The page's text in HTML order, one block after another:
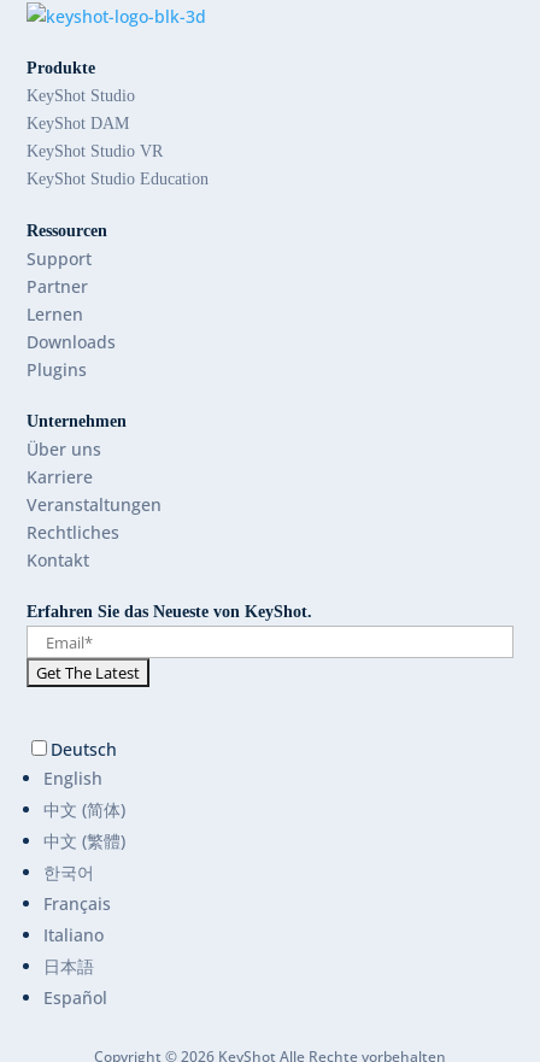
Produkte
KeyShot Studio
KeyShot DAM
KeyShot Studio VR
KeyShot Studio Education
Ressourcen
Support
Partner
Lernen
Downloads
Plugins
Unternehmen
Über uns
Karriere
Veranstaltungen
Rechtliches
Kontakt
Erfahren Sie das Neueste von KeyShot.
Deutsch
English
中文 (简体)
中文 (繁體)
한국어
Français
Italiano
日本語
Español
Copyright © 2026 KeyShot Alle Rechte vorbehalten